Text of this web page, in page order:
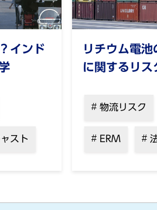
インド
スト
リチウム電
に関するリス
物流リスク
ERM